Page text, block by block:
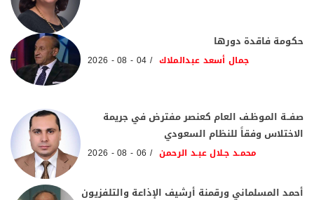
حكومة فاقدة دورها
جمال أسعد عبدالملاك 04 - 08 - 2026
صفــة الموظـف العام كعنصر مفترض في جريمة
الاختلاس وفقاً للنظام السعودي
محمـد جـلال عبـد الرحمن 06 - 08 - 2026
أحمد المسلماني ورقمنة أرشيف الإذاعة والتلفزيون